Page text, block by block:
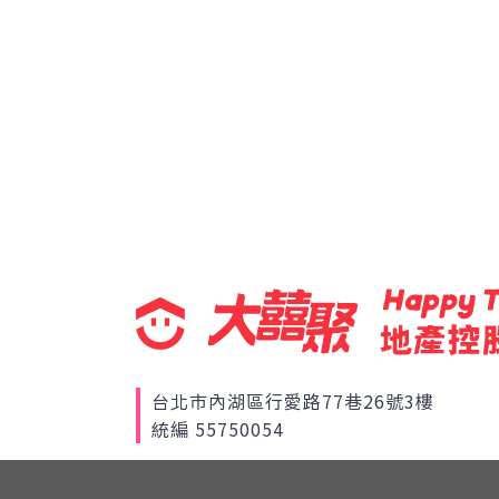
台北市內湖區行愛路77巷26號3樓
統編 55750054